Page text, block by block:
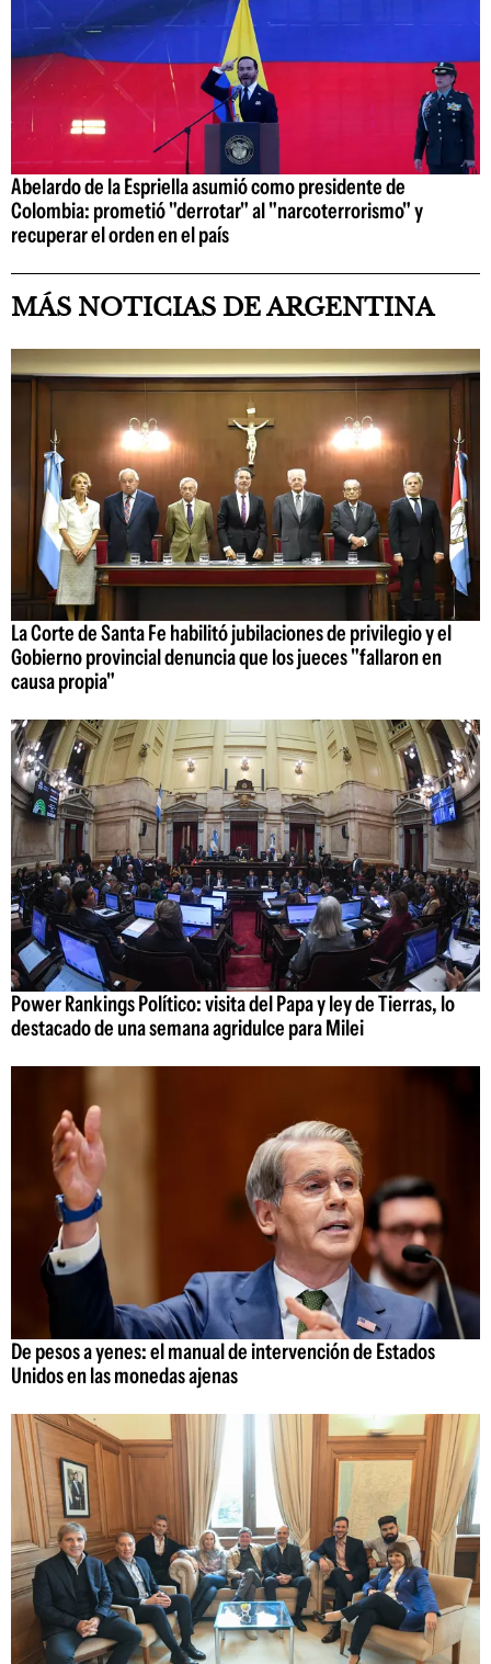
Abelardo de la Espriella asumió como presidente de
Colombia: prometió "derrotar" al "narcoterrorismo" y
recuperar el orden en el país
MÁS NOTICIAS DE ARGENTINA
La Corte de Santa Fe habilitó jubilaciones de privilegio y el
Gobierno provincial denuncia que los jueces "fallaron en
causa propia"
Power Rankings Político: visita del Papa y ley de Tierras, lo
destacado de una semana agridulce para Milei
De pesos a yenes: el manual de intervención de Estados
Unidos en las monedas ajenas